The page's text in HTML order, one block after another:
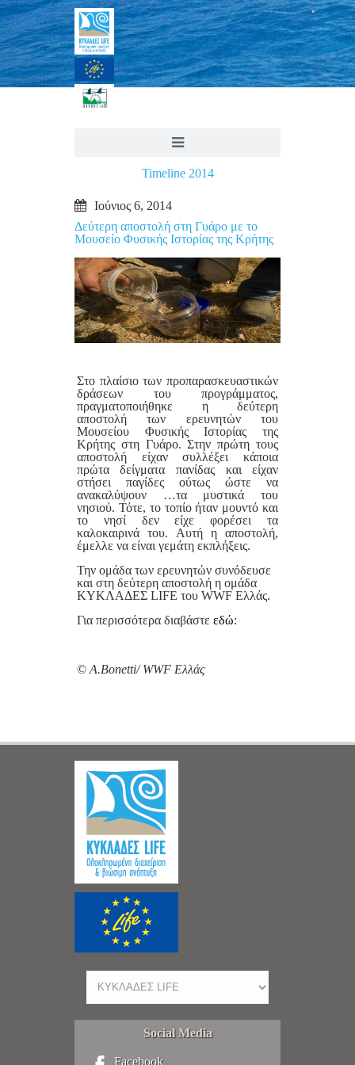
Timeline 2014
Ιούνιος 6, 2014
Δεύτερη αποστολή στη Γυάρο με το
Μουσείο Φυσικής Ιστορίας της Κρήτης
Στο πλαίσιο των προπαρασκευαστικών
δράσεων του προγράμματος,
πραγματοποιήθηκε η δεύτερη
αποστολή των ερευνητών του
Μουσείου Φυσικής Ιστορίας της
Κρήτης στη Γυάρο. Στην πρώτη τους
αποστολή είχαν συλλέξει κάποια
πρώτα δείγματα πανίδας και είχαν
στήσει παγίδες ούτως ώστε να
ανακαλύψουν …τα μυστικά του
νησιού. Τότε, το τοπίο ήταν μουντό και
το νησί δεν είχε φορέσει τα
καλοκαιρινά του. Αυτή η αποστολή,
έμελλε να είναι γεμάτη εκπλήξεις.
Την ομάδα των ερευνητών συνόδευσε
και στη δεύτερη αποστολή η ομάδα
ΚΥΚΛΑΔΕΣ LIFE του WWF Ελλάς.
Για περισσότερα διαβάστε εδώ:
© A.Bonetti/ WWF Ελλάς
Social Media
Facebook